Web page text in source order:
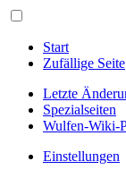
Start
Zufällige Seite
Letzte
Spezialseiten
Wulfen-Wiki-
Einstellungen